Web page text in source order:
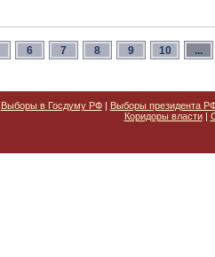
6 7 8 9 10 ...
Выборы в Госдуму РФ| Выборы президента
Коридоры власти|